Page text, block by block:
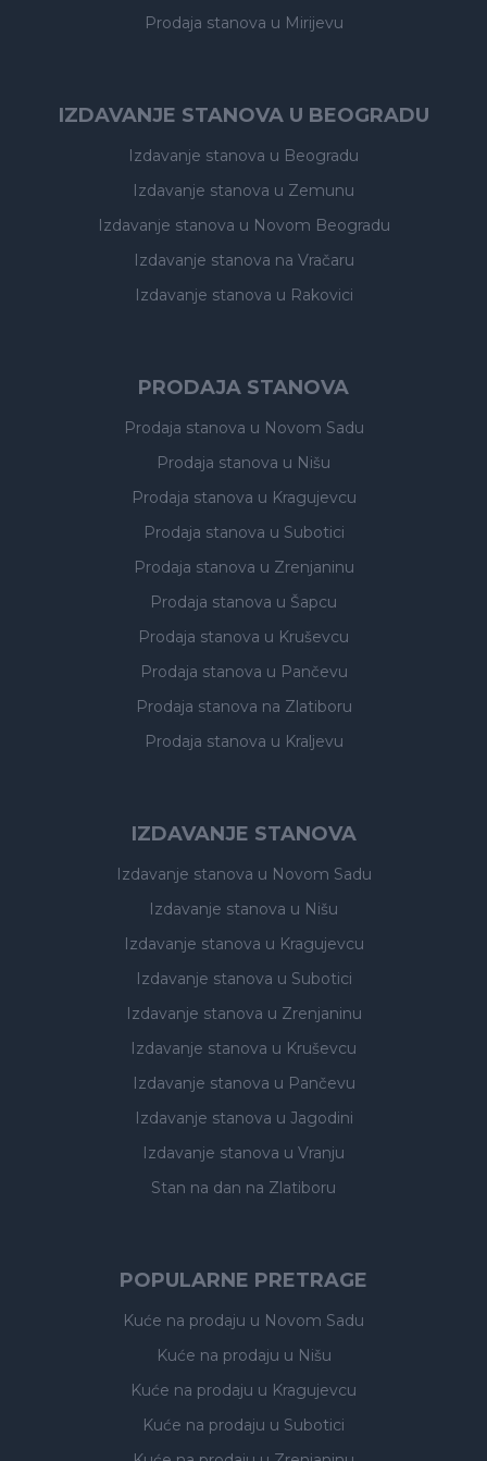
Prodaja stanova u Mirijevu
IZDAVANJE STANOVA U BEOGRADU
Izdavanje stanova u Beogradu
Izdavanje stanova u Zemunu
Izdavanje stanova u Novom Beogradu
Izdavanje stanova na Vračaru
Izdavanje stanova u Rakovici
PRODAJA STANOVA
Prodaja stanova u Novom Sadu
Prodaja stanova u Nišu
Prodaja stanova u Kragujevcu
Prodaja stanova u Subotici
Prodaja stanova u Zrenjaninu
Prodaja stanova u Šapcu
Prodaja stanova u Kruševcu
Prodaja stanova u Pančevu
Prodaja stanova na Zlatiboru
Prodaja stanova u Kraljevu
IZDAVANJE STANOVA
Izdavanje stanova u Novom Sadu
Izdavanje stanova u Nišu
Izdavanje stanova u Kragujevcu
Izdavanje stanova u Subotici
Izdavanje stanova u Zrenjaninu
Izdavanje stanova u Kruševcu
Izdavanje stanova u Pančevu
Izdavanje stanova u Jagodini
Izdavanje stanova u Vranju
Stan na dan na Zlatiboru
POPULARNE PRETRAGE
Kuće na prodaju u Novom Sadu
Kuće na prodaju u Nišu
Kuće na prodaju u Kragujevcu
Kuće na prodaju u Subotici